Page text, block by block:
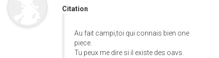
Citation
Au fait campi,toi qui connais bien one
piece.
Tu peux me dire si il existe des oavs.